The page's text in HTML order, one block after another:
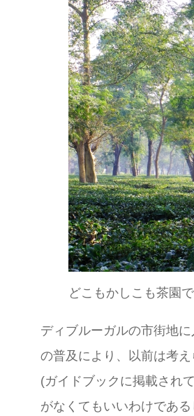
どこもかしこも茶園
ディブルーガルの市街地
の普及により、以前は考
(ガイドブックに掲載され
がなくてもいいわけである